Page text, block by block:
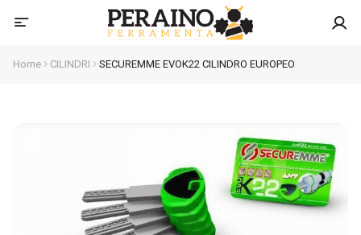
Home CILINDRI SECUREMME EVOK22 CILINDRO EUROPEO